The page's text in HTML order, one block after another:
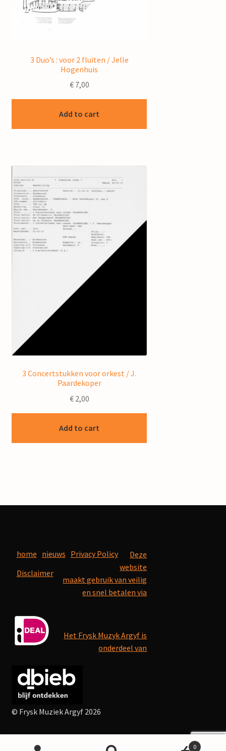
3 Duo’s : voor 2 fluiten / Jelle
Hogenhuis
€7,00
Add to cart
3 Concertstukken voor orkest / J.
Paardekoper
€2,00
Add to cart
home nieuws Privacy Policy
Disclaimer
Deze
website
maakt gebruik van veilig
en snel betalen via
Het Frysk Muzyk Argyf is
onderdeel van
© Frysk Muziek Argyf 2026
0